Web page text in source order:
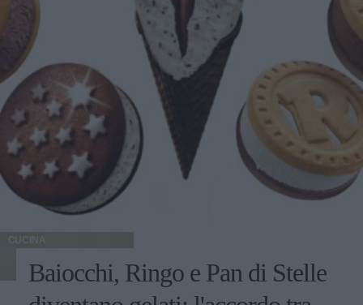
CUCINA
Baiocchi, Ringo e Pan di Stelle